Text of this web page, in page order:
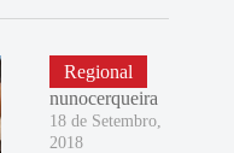
Regional
nunocerqueira
18 de Setembro,
2018